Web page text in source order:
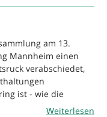
am 13.
Mannheim einen
verabschiedet,
ist - wie die
Weiterlesen